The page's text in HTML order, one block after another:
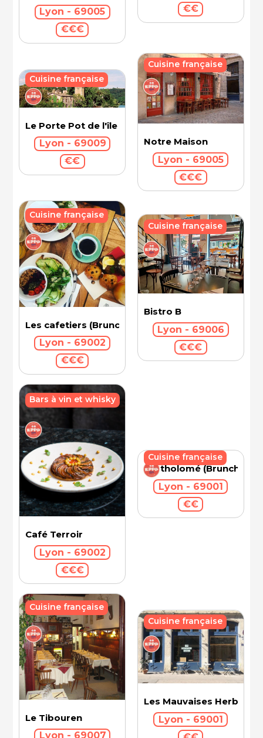
Lyon - 69005
€€€
€€
Le Porte Pot de l'île Barbe
Lyon - 69009
€€
Cuisine française
Notre Maison
Lyon - 69005
€€€
Cuisine française
Les cafetiers (Brunch)
Lyon - 69002
€€€
Cuisine française
Bistro B
Lyon - 69006
€€€
Cuisine française
Café Terroir
Lyon - 69002
€€€
Bars à vin et whisky
Bartholomé (Brunch)
Lyon - 69001
€€
Cuisine française
Le Tibouren
Lyon - 69007
Cuisine française
Les Mauvaises Herbes
Lyon - 69001
Cuisine française